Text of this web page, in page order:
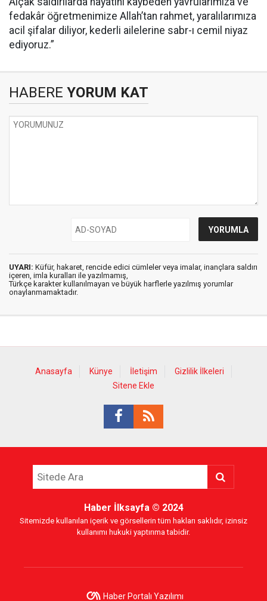
fedakâr öğretmenimize Allah’tan rahmet, yaralılarımıza
acil şifalar diliyor, kederli ailelerine sabr-ı cemil niyaz
ediyoruz.”
HABERE YORUM KAT
UYARI: Küfür, hakaret, rencide edici cümleler veya imalar, inançlara saldırı
içeren, imla kuralları ile yazılmamış,
Türkçe karakter kullanılmayan ve büyük harflerle yazılmış yorumlar
onaylanmamaktadır.
Anasayfa Künye İletişim
Gizlilik İlkeleri
Sitene Ekle
Haber İlksayfa© 2024
Sitemizde kullanılan içerik ve görsellerin tüm hakları saklıdır, izinsiz
kullanımı hukuki yaptırıma tabidir.
Haber Portalı Yazılımı